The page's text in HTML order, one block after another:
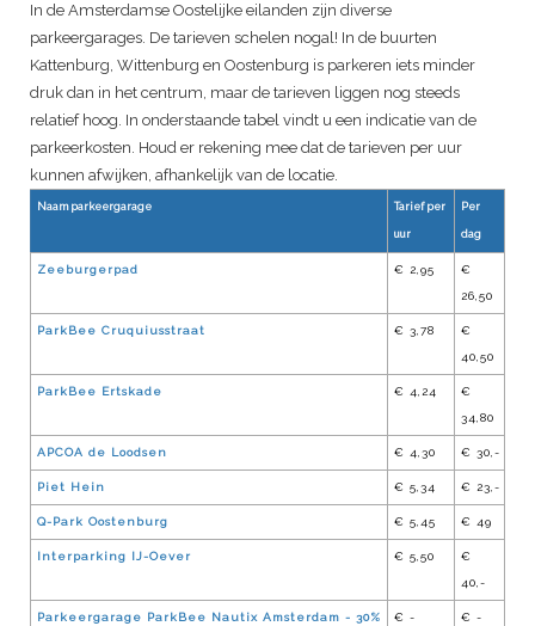
In de Amsterdamse Oostelijke eilanden zijn diverse
parkeergarages. De tarieven schelen nogal! In de buurten
Kattenburg, Wittenburg en Oostenburg is parkeren iets minder
druk dan in het centrum, maar de tarieven liggen nog steeds
relatief hoog. In onderstaande tabel vindt u een indicatie van de
parkeerkosten. Houd er rekening mee dat de tarieven per uur
kunnen afwijken, afhankelijk van de locatie.
Naam parkeergarage Tarief per
uur
Per
dag
Zeeburgerpad € 2,95
€
26,50
ParkBee Cruquiusstraat € 3,78
€
40,50
ParkBee Ertskade € 4,24
€
34,80
APCOA de Loodsen € 4,30 € 30,-
Piet Hein € 5,34 € 23,-
Q-Park Oostenburg € 5,45 € 49
Interparking IJ-Oever € 5,50
€
40,-
Parkeergarage ParkBee Nautix Amsterdam - 30%
€ - € -